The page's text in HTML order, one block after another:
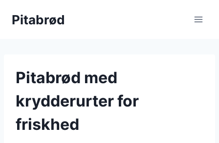
Pitabrød
Pitabrød med
krydderurter for
friskhed